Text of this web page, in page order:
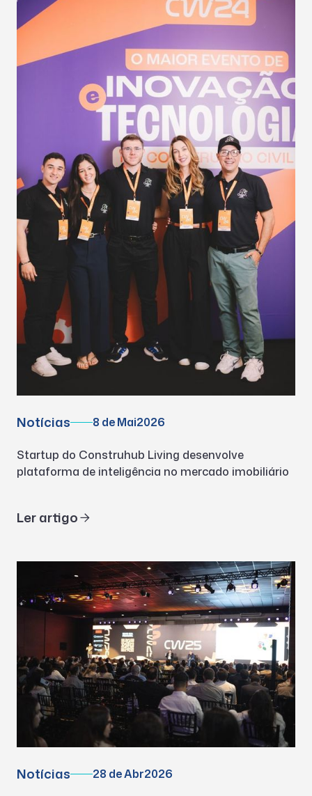
Notícias 8 de Mai2026
Startup do Construhub Living desenvolve
plataforma de inteligência no mercado imobiliário
Ler artigo
Notícias 28 de Abr2026